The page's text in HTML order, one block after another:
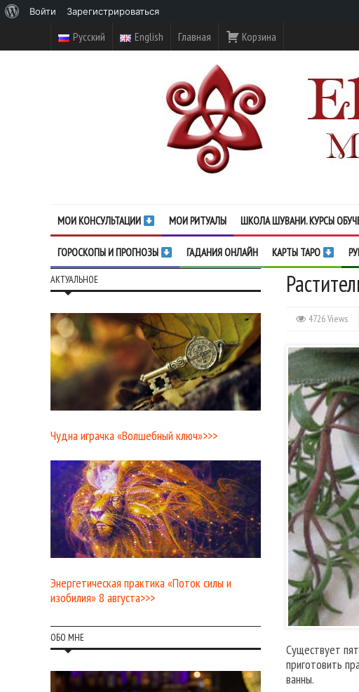
Русский English Главная Корзина
МОИ КОНСУЛЬТАЦИИ МОИ РИТУАЛЫ ШКОЛА ШУВАНИ. КУРСЫ
ГОРОСКОПЫ И ПРОГНОЗЫ ГАДАНИЯ ОНЛАЙН КАРТЫ ТАРО
4726 Views
Существует
приготовить
ванны.
АКТУАЛЬНОЕ
Чудна играчка «Волшебный ключ»>>>
Энергетическая практика «Поток силы и
изобилия» 8 августа>>>
ОБО МНЕ
WordPress
Войти Зарегистрироваться